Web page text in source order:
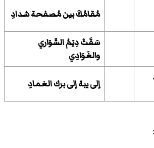
مُقامُكَ بين مُصفحة شدادِ
سَقَتْ دِيَمُ السَّوَاري
والغَوَادِي
إلى يبة إلى برك الغمادِ